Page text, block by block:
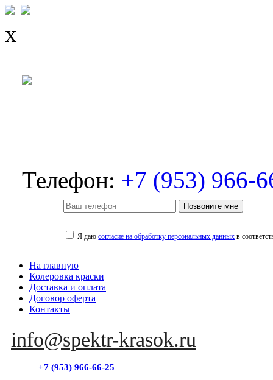
x
Телефон: +7 (953) 966-
Позвоните мне
Я даюсогласие на обработку персональных данных в
На главную
Колеровка краски
Доставка и оплата
Договор оферта
Контакты
info@spektr-krasok.ru
+7 (953) 966-66-25